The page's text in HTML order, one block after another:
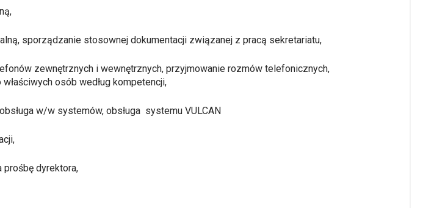
sporządzanie stosownej dokumentacji związanej z pracą sekretariatu,
zewnętrznych i wewnętrznych, przyjmowanie rozmów telefonicznych,
osób według kompetencji,
w/w systemów, obsługa systemu VULCAN
dyrektora,